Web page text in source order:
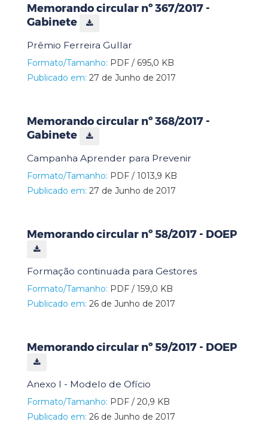
Memorando circular nº 367/2017 -
Gabinete
Prêmio Ferreira Gullar
Formato/Tamanho: PDF / 695,0 KB
Publicado em: 27 de Junho de 2017
Memorando circular nº 368/2017 -
Gabinete
Campanha Aprender para Prevenir
Formato/Tamanho: PDF / 1013,9 KB
Publicado em: 27 de Junho de 2017
Memorando circular nº 58/2017 - DOEP
Formação continuada para Gestores
Formato/Tamanho: PDF / 159,0 KB
Publicado em: 26 de Junho de 2017
Memorando circular nº 59/2017 - DOEP
Anexo I - Modelo de Ofício
Formato/Tamanho: PDF / 20,9 KB
Publicado em: 26 de Junho de 2017